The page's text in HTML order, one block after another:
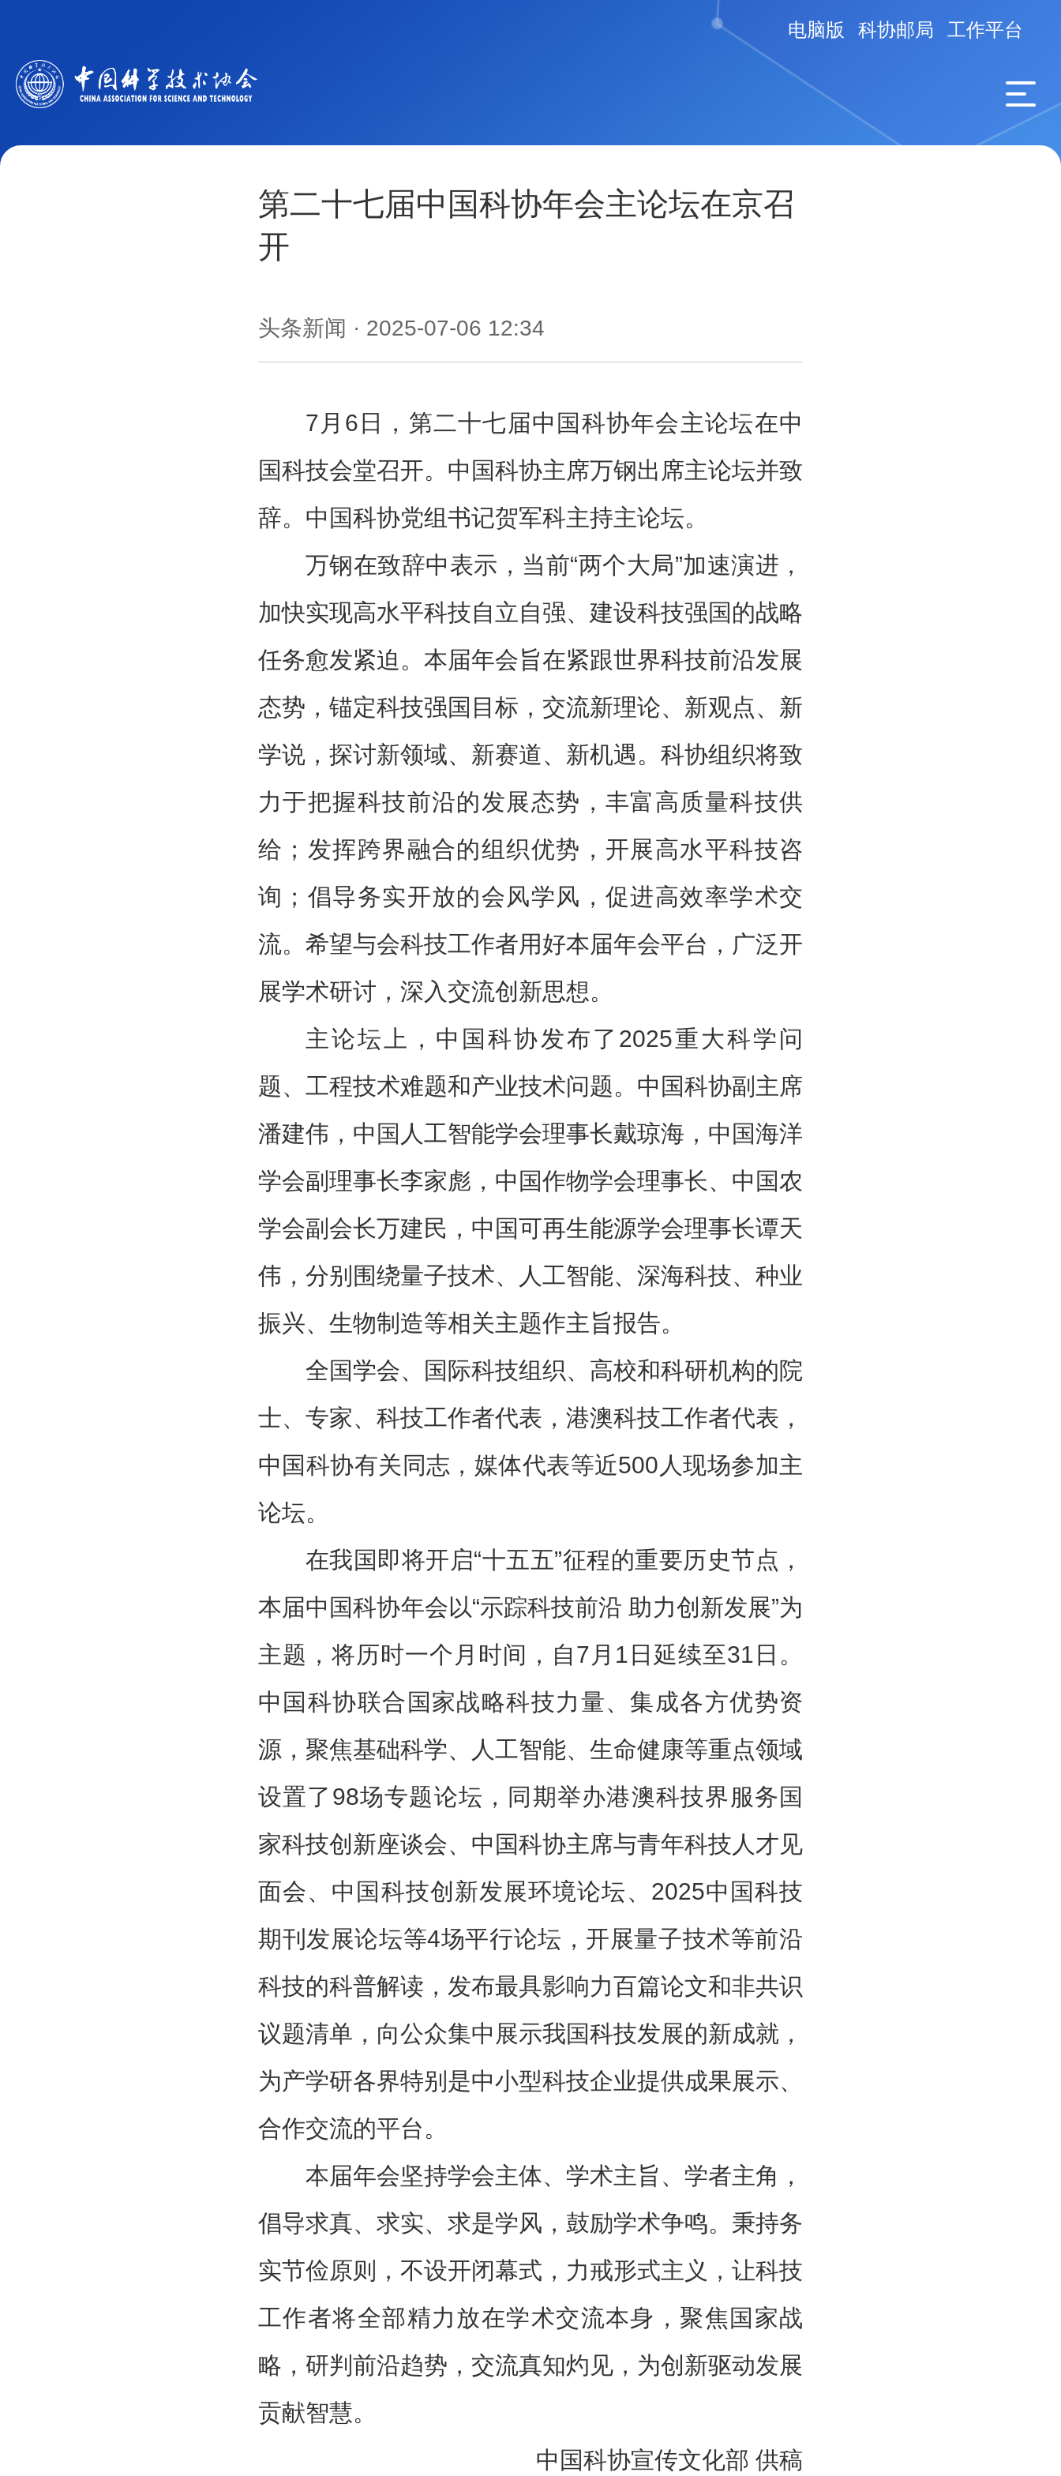
电脑版 科协邮局 工作平台
第二十七届中国科协年会主论坛在京召
开
头条新闻 · 2025-07-06 12:34
7月6日，第二十七届中国科协年会主论坛在中
国科技会堂召开。中国科协主席万钢出席主论坛并致
辞。中国科协党组书记贺军科主持主论坛。
万钢在致辞中表示，当前“两个大局”加速演进，
加快实现高水平科技自立自强、建设科技强国的战略
任务愈发紧迫。本届年会旨在紧跟世界科技前沿发展
态势，锚定科技强国目标，交流新理论、新观点、新
学说，探讨新领域、新赛道、新机遇。科协组织将致
力于把握科技前沿的发展态势，丰富高质量科技供
给；发挥跨界融合的组织优势，开展高水平科技咨
询；倡导务实开放的会风学风，促进高效率学术交
流。希望与会科技工作者用好本届年会平台，广泛开
展学术研讨，深入交流创新思想。
主论坛上，中国科协发布了2025重大科学问
题、工程技术难题和产业技术问题。中国科协副主席
潘建伟，中国人工智能学会理事长戴琼海，中国海洋
学会副理事长李家彪，中国作物学会理事长、中国农
学会副会长万建民，中国可再生能源学会理事长谭天
伟，分别围绕量子技术、人工智能、深海科技、种业
振兴、生物制造等相关主题作主旨报告。
全国学会、国际科技组织、高校和科研机构的院
士、专家、科技工作者代表，港澳科技工作者代表，
中国科协有关同志，媒体代表等近500人现场参加主
论坛。
在我国即将开启“十五五”征程的重要历史节点，
本届中国科协年会以“示踪科技前沿 助力创新发展”为
主题，将历时一个月时间，自7月1日延续至31日。
中国科协联合国家战略科技力量、集成各方优势资
源，聚焦基础科学、人工智能、生命健康等重点领域
设置了98场专题论坛，同期举办港澳科技界服务国
家科技创新座谈会、中国科协主席与青年科技人才见
面会、中国科技创新发展环境论坛、2025中国科技
期刊发展论坛等4场平行论坛，开展量子技术等前沿
科技的科普解读，发布最具影响力百篇论文和非共识
议题清单，向公众集中展示我国科技发展的新成就，
为产学研各界特别是中小型科技企业提供成果展示、
合作交流的平台。
本届年会坚持学会主体、学术主旨、学者主角，
倡导求真、求实、求是学风，鼓励学术争鸣。秉持务
实节俭原则，不设开闭幕式，力戒形式主义，让科技
工作者将全部精力放在学术交流本身，聚焦国家战
略，研判前沿趋势，交流真知灼见，为创新驱动发展
贡献智慧。
中国科协宣传文化部 供稿